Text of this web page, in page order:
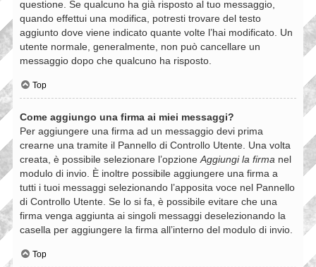
questione. Se qualcuno ha già risposto al tuo messaggio,
quando effettui una modifica, potresti trovare del testo
aggiunto dove viene indicato quante volte l’hai modificato. Un
utente normale, generalmente, non può cancellare un
messaggio dopo che qualcuno ha risposto.
Top
Come aggiungo una firma ai miei messaggi?
Per aggiungere una firma ad un messaggio devi prima
crearne una tramite il Pannello di Controllo Utente. Una volta
creata, è possibile selezionare l’opzione Aggiungi la firma nel
modulo di invio. È inoltre possibile aggiungere una firma a
tutti i tuoi messaggi selezionando l’apposita voce nel Pannello
di Controllo Utente. Se lo si fa, è possibile evitare che una
firma venga aggiunta ai singoli messaggi deselezionando la
casella per aggiungere la firma all’interno del modulo di invio.
Top